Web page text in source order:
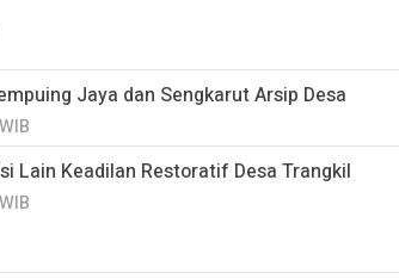
Jaya dan Sengkarut Arsip Desa
Lain Keadilan Restoratif Desa Trangkil